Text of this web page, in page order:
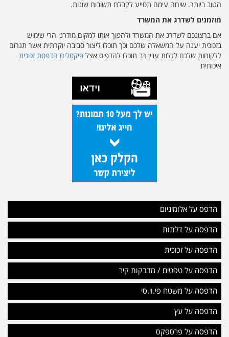
הטוב ביותר. שיחה עימם תסייע לקבלת תשובות שונות.
מוזמנים לשדרג את המשרד
אם ברצונכם לשדרג את המשרד ולהפוך אותו למקום מודרני הרי שימוש
בזכוכית יענה על המשאלה שלכם וכך תוכלו ליצור סביבה יוקרתית אשר תגרום
ללקוחות שלכם לגלות ענין רב תוכלו להדפיס אצל פיקסלים הדפסת זכוכית
איכותית
הדפס על אלומיניום
הדפסה על דלתות
הדפסה על זכוכית
הדפסה על טפטים / מדבקות קיר
הדפסה על משטח פי.וי.סי
הדפסה על עץ
הדפסה על פרספקס